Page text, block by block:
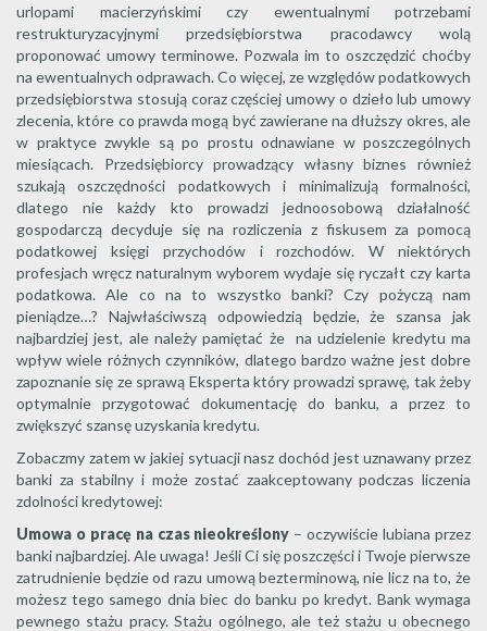
urlopami macierzyńskimi czy ewentualnymi potrzebami
restrukturyzacyjnymi przedsiębiorstwa pracodawcy wolą
proponować umowy terminowe. Pozwala im to oszczędzić choćby
na ewentualnych odprawach. Co więcej, ze względów podatkowych
przedsiębiorstwa stosują coraz częściej umowy o dzieło lub umowy
zlecenia, które co prawda mogą być zawierane na dłuższy okres, ale
w praktyce zwykle są po prostu odnawiane w poszczególnych
miesiącach. Przedsiębiorcy prowadzący własny biznes również
szukają oszczędności podatkowych i minimalizują formalności,
dlatego nie każdy kto prowadzi jednoosobową działalność
gospodarczą decyduje się na rozliczenia z fiskusem za pomocą
podatkowej księgi przychodów i rozchodów. W niektórych
profesjach wręcz naturalnym wyborem wydaje się ryczałt czy karta
podatkowa. Ale co na to wszystko banki? Czy pożyczą nam
pieniądze…? Najwłaściwszą odpowiedzią będzie, że szansa jak
najbardziej jest, ale należy pamiętać że na udzielenie kredytu ma
wpływ wiele różnych czynników, dlatego bardzo ważne jest dobre
zapoznanie się ze sprawą Eksperta który prowadzi sprawę, tak żeby
optymalnie przygotować dokumentację do banku, a przez to
zwiększyć szansę uzyskania kredytu.
Zobaczmy zatem w jakiej sytuacji nasz dochód jest uznawany przez
banki za stabilny i może zostać zaakceptowany podczas liczenia
zdolności kredytowej:
Umowa o pracę na czas nieokreślony – oczywiście lubiana przez
banki najbardziej. Ale uwaga! Jeśli Ci się poszczęści i Twoje pierwsze
zatrudnienie będzie od razu umową bezterminową, nie licz na to, że
możesz tego samego dnia biec do banku po kredyt. Bank wymaga
pewnego stażu pracy. Stażu ogólnego, ale też stażu u obecnego